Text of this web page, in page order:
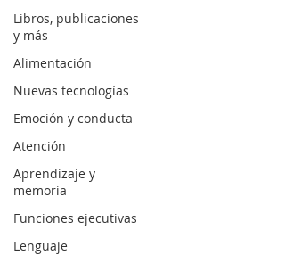
Libros, publicaciones
y más
Alimentación
Nuevas tecnologías
Emoción y conducta
Atención
Aprendizaje y
memoria
Funciones ejecutivas
Lenguaje